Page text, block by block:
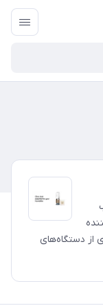
از دستگاه‌های